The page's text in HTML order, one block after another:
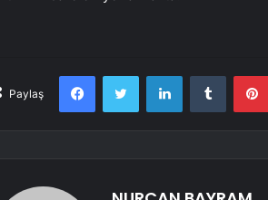
Paylaş
FacebookTwitter LinkedInTumblr